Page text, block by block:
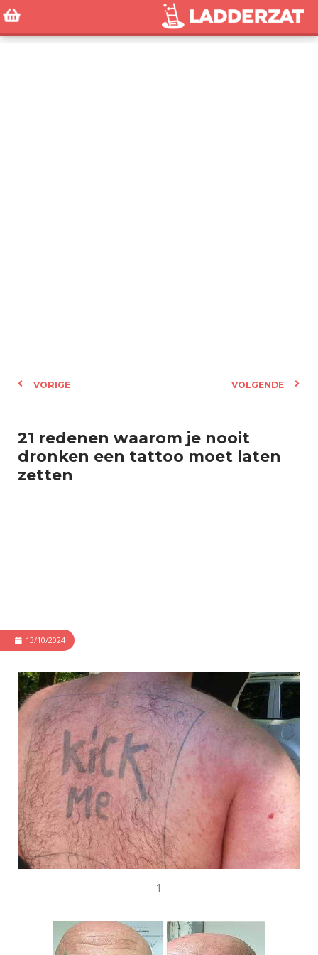
VORIGE VOLGENDE
21 redenen waarom je nooit
dronken een tattoo moet laten
zetten
13/10/2024
1